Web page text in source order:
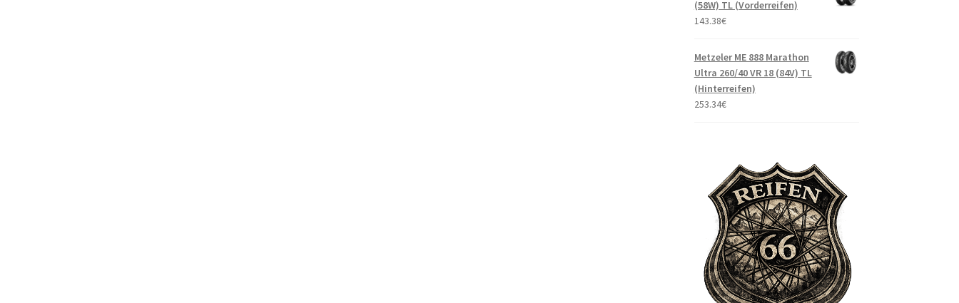
(58W) TL (Vorderreifen)
143.38€
Metzeler ME 888 Marathon
Ultra 260/40 VR 18 (84V) TL
(Hinterreifen)
253.34€